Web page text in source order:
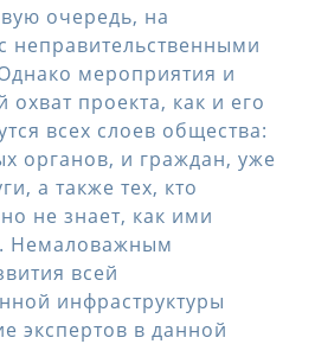
очередь, на
неправительственными
мероприятия и
проекта, как и его
всех слоев общества:
органов, и граждан, уже
а также тех, кто
не знает, как ими
Немаловажным
всей
инфраструктуры
экспертов в данной